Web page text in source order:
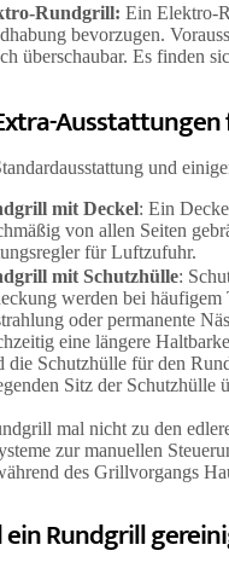
Rundgrill: Ein Elektro-
bevorzugen.
überschaubar. Es finden
und
mit Deckel: Ein
von allen Seiten
für Luftzufuhr.
mit Schutzhülle:
werden bei
oder permanente
eine längere
die Schutzhülle für den
Sitz der Schutzhülle
mal nicht zu den
zur manuellen
des Grillvorgangs
Rundgrill